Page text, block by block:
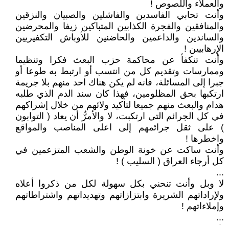
والعملاء واللصوص !
وأنت تحابي الفاسدين والفاشلين والصبيان والنزقين
والمنافقين والفجرة الكذابين المتباكين زيفا والمحرضين
والساندين والداعمين والحاضنين للأوباش التكفيريين
الإرهابيين !
وأنت تنكفأ عن محاكمة حزب البعث فكرا وتنظيما
وممارسات وتقديم كل من انتسب أو ارتبط به طوعا أو
جبرا إلى المسائلة، فانه لم يكن هناك احد منهم بلا جريمة
ارتكبها بحق المظلومين، فهذا كان سند الدم الذي طلبه
هدام والبعث منهم جميعا لتأكيد ولائهم من خلال إشراكهم
في كل الجرائم التي ارتكبت، لا والأمرُّ أن يعاد ( التوابون
) على ثقل جرائمهم إلى اعلى المناصب والمواقع
واخطرها !
وأنت ساكت عن خونة الوطن والشعب المتزعمين في
كل أرجاء العراق ( السليب ) !
...
لا وبل وأنت تنحني بكل سهولة لكل من ذكروا أعلاه
ولإراداتهم الشريرة وابتزازاتهم وتهديداتهم واشتراطاتهم
وإملاءاتهم !
...